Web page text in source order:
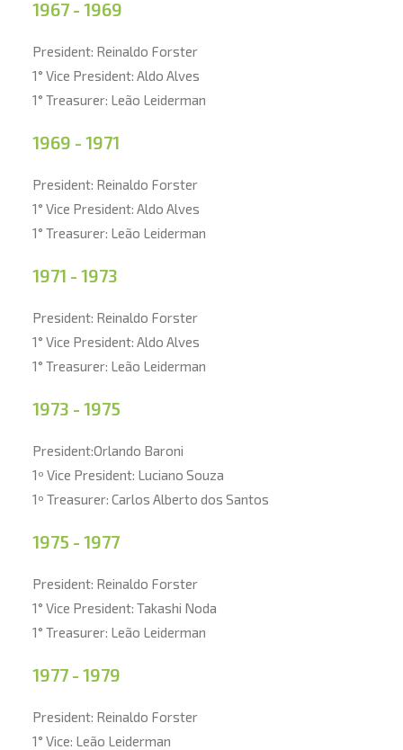
1967 - 1969
President: Reinaldo Forster
1° Vice President: Aldo Alves
1° Treasurer: Leão Leiderman
1969 - 1971
President: Reinaldo Forster
1° Vice President: Aldo Alves
1° Treasurer: Leão Leiderman
1971 - 1973
President: Reinaldo Forster
1° Vice President: Aldo Alves
1° Treasurer: Leão Leiderman
1973 - 1975
President:Orlando Baroni
1º Vice President: Luciano Souza
1º Treasurer: Carlos Alberto dos Santos
1975 - 1977
President: Reinaldo Forster
1° Vice President: Takashi Noda
1° Treasurer: Leão Leiderman
1977 - 1979
President: Reinaldo Forster
1° Vice: Leão Leiderman